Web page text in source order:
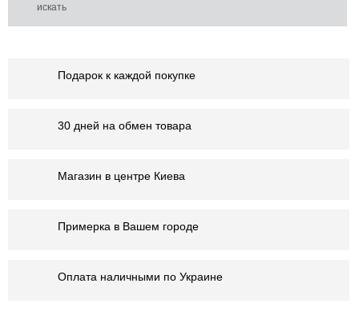
Подарок к каждой покупке
30 дней на обмен товара
Магазин в центре Киева
Примерка в Вашем городе
Оплата наличными по Украине